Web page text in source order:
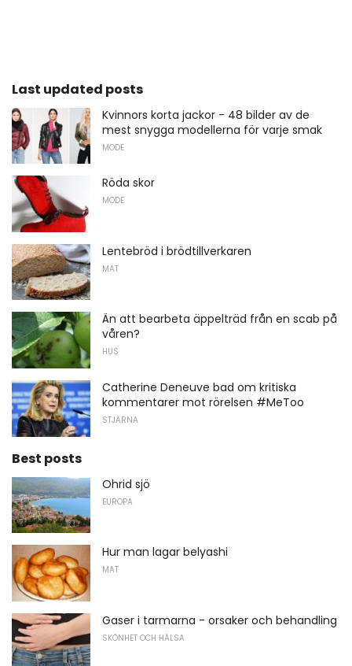
Last updated posts
Kvinnors korta jackor - 48 bilder av de
mest snygga modellerna för varje smak
MODE
Röda skor
MODE
Lentebröd i brödtillverkaren
MAT
Än att bearbeta äppelträd från en scab på
våren?
HUS
Catherine Deneuve bad om kritiska
kommentarer mot rörelsen #MeToo
STJÄRNA
Best posts
Ohrid sjö
EUROPA
Hur man lagar belyashi
MAT
Gaser i tarmarna - orsaker och behandling
SKÖNHET OCH HÄLSA